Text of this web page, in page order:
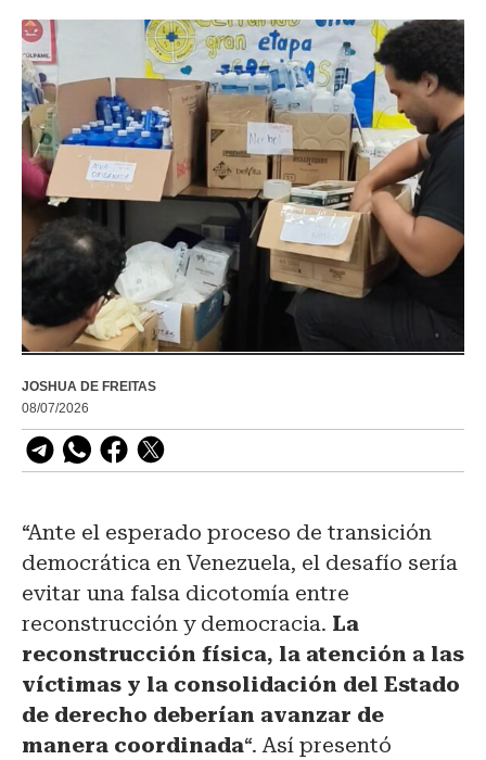
JOSHUA DE FREITAS
08/07/2026
“Ante el esperado proceso de transición
democrática en Venezuela, el desafío sería
evitar una falsa dicotomía entre
reconstrucción y democracia. La
reconstrucción física, la atención a las
víctimas y la consolidación del Estado
de derecho deberían avanzar de
manera coordinada“. Así presentó